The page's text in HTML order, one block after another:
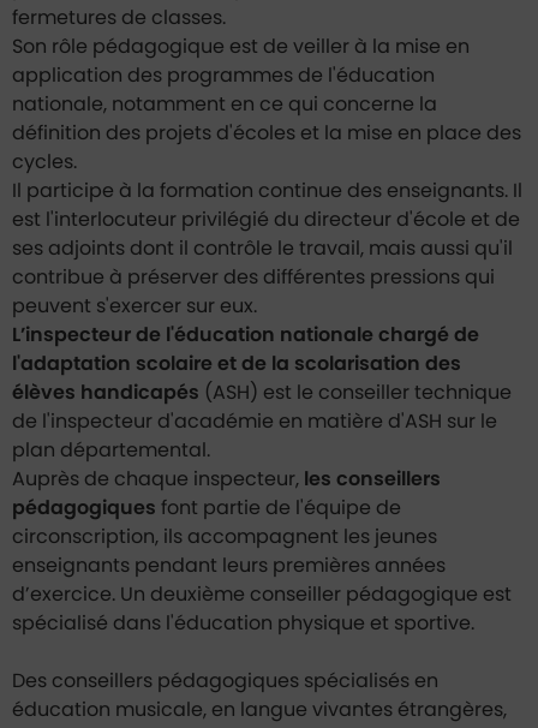
fermetures de classes.
Son rôle pédagogique est de veiller à la mise en
application des programmes de l'éducation
nationale, notamment en ce qui concerne la
définition des projets d'écoles et la mise en place des
cycles.
Il participe à la formation continue des enseignants. Il
est l'interlocuteur privilégié du directeur d'école et de
ses adjoints dont il contrôle le travail, mais aussi qu'il
contribue à préserver des différentes pressions qui
peuvent s'exercer sur eux.
L’inspecteur de l'éducation nationale chargé de
l'adaptation scolaire et de la scolarisation des
élèves handicapés (ASH) est le conseiller technique
de l'inspecteur d'académie en matière d'ASH sur le
plan départemental.
Auprès de chaque inspecteur, les conseillers
pédagogiques font partie de l'équipe de
circonscription, ils accompagnent les jeunes
enseignants pendant leurs premières années
d’exercice. Un deuxième conseiller pédagogique est
spécialisé dans l'éducation physique et sportive.
Des conseillers pédagogiques spécialisés en
éducation musicale, en langue vivantes étrangères,